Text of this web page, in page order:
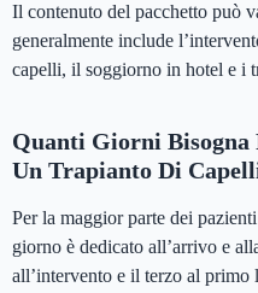
Il contenuto del pacchetto può
generalmente include
capelli, il soggiorno in hotel e i
Quanti Giorni Bisogna
Un Trapianto Di
Per la maggior parte dei
giorno è dedicato all’arrivo e
all’intervento e il terzo al